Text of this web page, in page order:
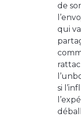
de
qui
si